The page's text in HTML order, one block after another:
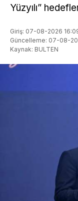
Yüzyılı”
Giriş: 07-08-2026
Güncelleme: 07-08-
Kaynak: BULTEN